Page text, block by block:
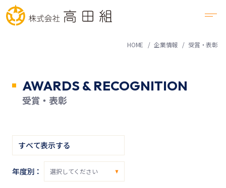
HOME 企業情報 受賞・表彰
AWARDS & RECOGNITION
受賞・表彰
すべて表示する
年度別：